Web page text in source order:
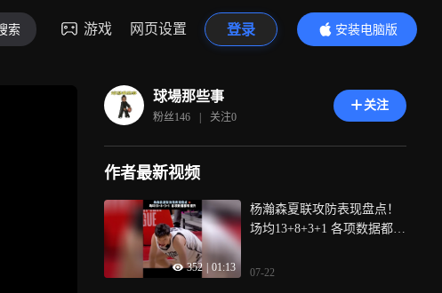
索 游戏 网页设置 登录
安装电脑版
内容更精彩
球場那些事
粉丝146 | 关注0
关注
作者最新视频
352 01:13
杨瀚森夏联攻防表现盘点！
场均13+8+3+1 各项数据都有
07-22